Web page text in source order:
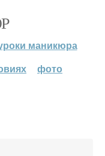
маникюра
фото